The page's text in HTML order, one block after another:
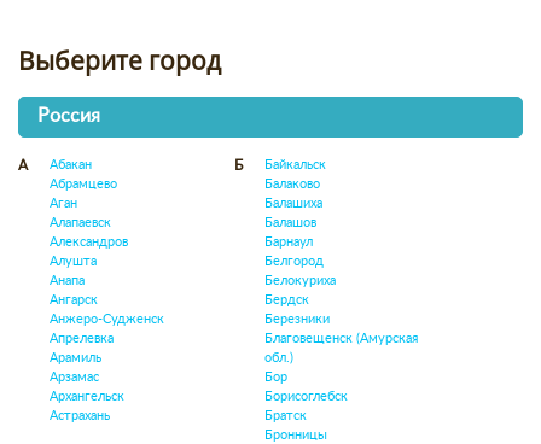
Выберите город
Россия
А
Абакан
Абрамцево
Аган
Алапаевск
Александров
Алушта
Анапа
Ангарск
Анжеро-Судженск
Апрелевка
Арамиль
Арзамас
Архангельск
Астрахань
Б
Байкальск
Балаково
Балашиха
Балашов
Барнаул
Белгород
Белокуриха
Бердск
Березники
Благовещенск (Амурская
обл.)
Бор
Борисоглебск
Братск
Бронницы